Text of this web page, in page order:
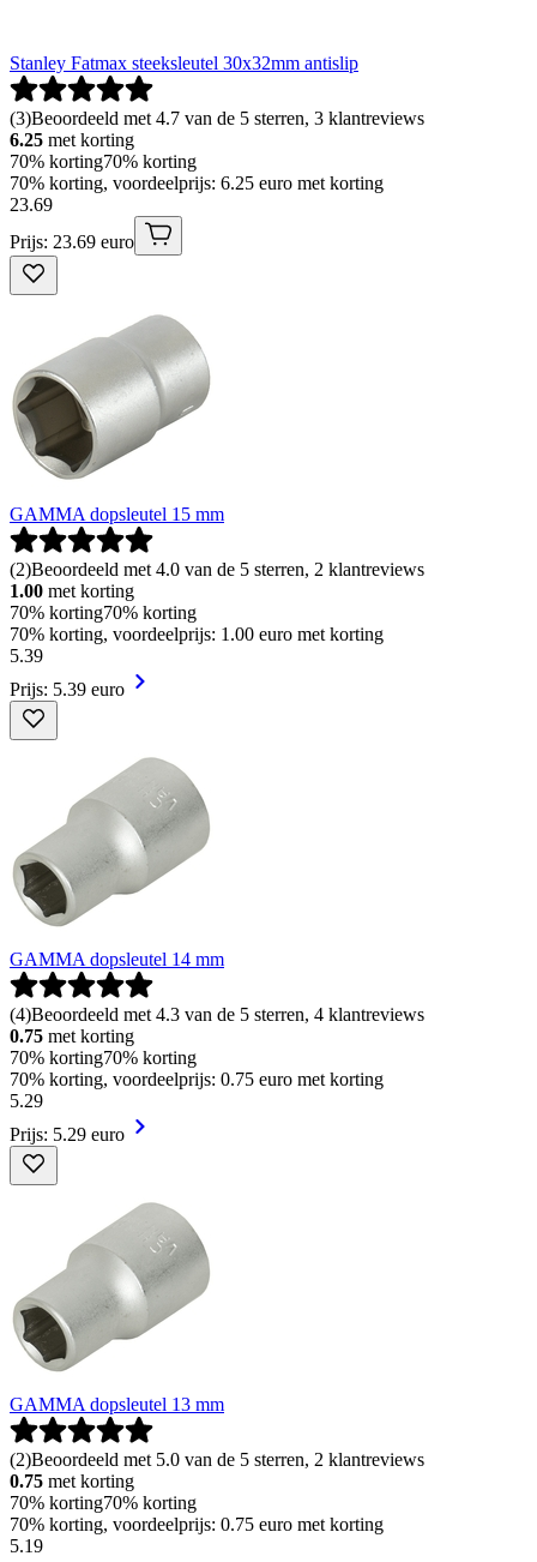
Stanley Fatmax steeksleutel 30x32mm antislip
(3)Beoordeeld met 4.7 van de 5 sterren, 3 klantreviews
6.25 met korting
70% korting70% korting
70% korting, voordeelprijs: 6.25 euro met korting
23.69
Prijs: 23.69 euro
GAMMA dopsleutel 15 mm
(2)Beoordeeld met 4.0 van de 5 sterren, 2 klantreviews
1.00 met korting
70% korting70% korting
70% korting, voordeelprijs: 1.00 euro met korting
5.39
Prijs: 5.39 euro
GAMMA dopsleutel 14 mm
(4)Beoordeeld met 4.3 van de 5 sterren, 4 klantreviews
0.75 met korting
70% korting70% korting
70% korting, voordeelprijs: 0.75 euro met korting
5.29
Prijs: 5.29 euro
GAMMA dopsleutel 13 mm
(2)Beoordeeld met 5.0 van de 5 sterren, 2 klantreviews
0.75 met korting
70% korting70% korting
70% korting, voordeelprijs: 0.75 euro met korting
5.19